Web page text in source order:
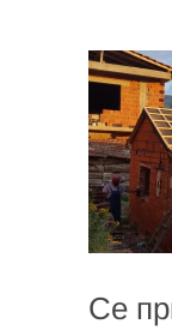
Се